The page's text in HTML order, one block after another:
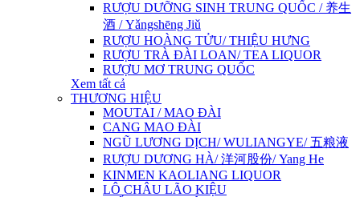
RƯỢU DƯỠNG SINH TRUNG QUỐC / 养生
酒 / Yǎngshēng Jiǔ
RƯỢU HOÀNG TỬU/ THIỆU HƯNG
RƯỢU TRÀ ĐÀI LOAN/ TEA LIQUOR
RƯỢU MƠ TRUNG QUỐC
Xem tất cả
THƯƠNG HIỆU
MOUTAI / MAO ĐÀI
CANG MAO ĐÀI
NGŨ LƯƠNG DỊCH/ WULIANGYE/ 五粮液
RƯỢU DƯƠNG HÀ/ 洋河股份/ Yang He
KINMEN KAOLIANG LIQUOR
LÔ CHÂU LÃO KIỆU